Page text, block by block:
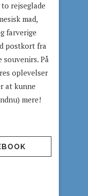
rejseglade
mad,
farverige
postkort fra
souvenirs. På
oplevelser
at kunne
mere!